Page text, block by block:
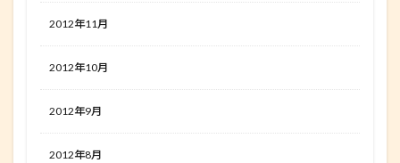
2012年11月
2012年10月
2012年9月
2012年8月